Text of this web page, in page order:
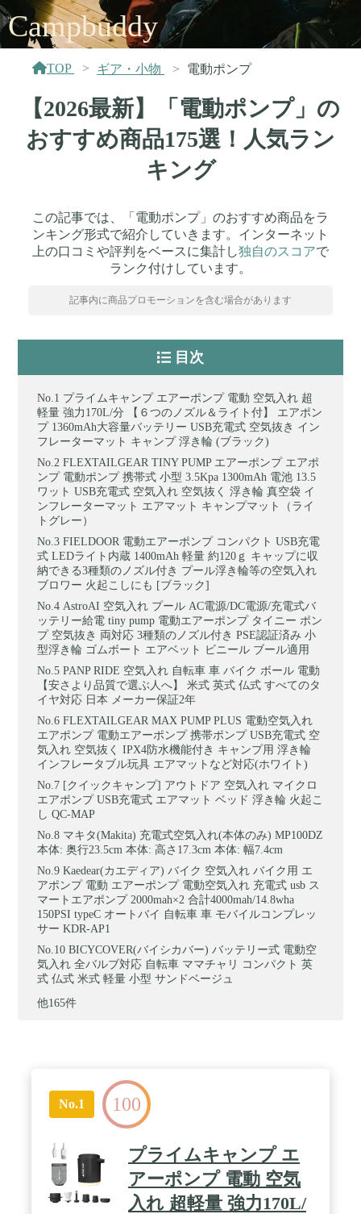
Campbuddy
TOP ギア・小物 電動ポンプ
【2026最新】「電動ポンプ」の
おすすめ商品175選！人気ラン
キング
この記事では、「電動ポンプ」のおすすめ商品をラ
ンキング形式で紹介していきます。インターネット
上の口コミや評判をベースに集計し独自のスコアで
ランク付けしています。
記事内に商品プロモーションを含む場合があります
目次
プライムキャンプ エアーポンプ 電動 空気入れ 超
軽量 強力170L/分 【６つのノズル＆ライト付】 エアポン
プ 1360mAh大容量バッテリー USB充電式 空気抜き イン
フレーターマット キャンプ 浮き輪 (ブラック)
FLEXTAILGEAR TINY PUMP エアーポンプ エアポ
ンプ 電動ポンプ 携帯式 小型 3.5Kpa 1300mAh 電池 13.5
ワット USB充電式 空気入れ 空気抜く 浮き輪 真空袋 イ
ンフレーターマット エアマット キャンプマット（ライ
トグレー）
FIELDOOR 電動エアーポンプ コンパクト USB充電
式 LEDライト内蔵 1400mAh 軽量 約120ｇ キャップに収
納できる3種類のノズル付き プール浮き輪等の空気入れ
ブロワー 火起こしにも [ブラック]
AstroAI 空気入れ プール AC電源/DC電源/充電式バ
ッテリー給電 tiny pump 電動エアーポンプ タイニー ポン
プ 空気抜き 両対応 3種類のノズル付き PSE認証済み 小
型浮き輪 ゴムボート エアベット ビニール ブール適用
PANP RIDE 空気入れ 自転車 車 バイク ボール 電動
【安さより品質で選ぶ人へ】 米式 英式 仏式 すべてのタ
イヤ対応 日本 メーカー保証2年
FLEXTAILGEAR MAX PUMP PLUS 電動空気入れ
エアポンプ 電動エアーポンプ 携帯ポンプ USB充電式 空
気入れ 空気抜く IPX4防水機能付き キャンプ用 浮き輪
インフレータブル玩具 エアマットなど対応(ホワイト)
[クイックキャンプ] アウトドア 空気入れ マイクロ
エアポンプ USB充電式 エアマット ベッド 浮き輪 火起こ
し QC-MAP
マキタ(Makita) 充電式空気入れ(本体のみ) MP100DZ
本体: 奥行23.5cm 本体: 高さ17.3cm 本体: 幅7.4cm
Kaedear(カエディア) バイク 空気入れ バイク用 エ
アポンプ 電動 エアーポンプ 電動空気入れ 充電式 usb ス
マートエアポンプ 2000mah×2 合計4000mah/14.8wha
150PSI typeC オートバイ 自転車 車 モバイルコンプレッ
サー KDR-AP1
BICYCOVER(バイシカバー) バッテリー式 電動空
気入れ 全バルブ対応 自転車 ママチャリ コンパクト 英
式 仏式 米式 軽量 小型 サンドベージュ
他165件
No.1 100
プライムキャンプ エ
アーポンプ 電動 空気
入れ 超軽量 強力170L/